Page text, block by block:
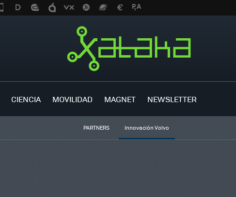
CIENCIA MOVILIDAD MAGNET NEWSLETTER
PARTNERS Innovación Volvo